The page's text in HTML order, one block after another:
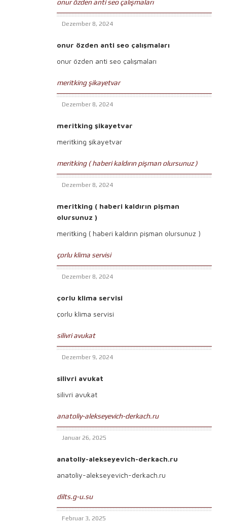
onur özden anti seo çalışmaları
Dezember 8, 2024
onur özden anti seo çalışmaları
onur özden anti seo çalışmaları
meritking şikayetvar
Dezember 8, 2024
meritking şikayetvar
meritking şikayetvar
meritking ( haberi kaldırın pişman olursunuz )
Dezember 8, 2024
meritking ( haberi kaldırın pişman
olursunuz )
meritking ( haberi kaldırın pişman olursunuz )
çorlu klima servisi
Dezember 8, 2024
çorlu klima servisi
çorlu klima servisi
silivri avukat
Dezember 9, 2024
silivri avukat
silivri avukat
anatoliy-alekseyevich-derkach.ru
Januar 26, 2025
anatoliy-alekseyevich-derkach.ru
anatoliy-alekseyevich-derkach.ru
dilts.g-u.su
Februar 3, 2025